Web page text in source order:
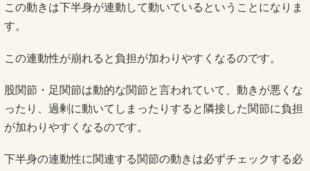
この動きは下半身が連動して動いているということになりま
す。
この連動性が崩れると負担が加わりやすくなるのです。
股関節・足関節は動的な関節と言われていて、動きが悪くな
ったり、過剰に動いてしまったりすると隣接した関節に負担
が加わりやすくなるのです。
下半身の連動性に関連する関節の動きは必ずチェックする必